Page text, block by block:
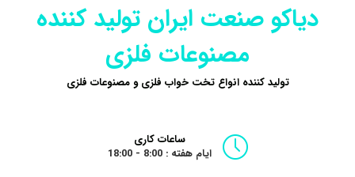
دیاکو صنعت ایران تولید کننده
مصنوعات فلزی
تولید کننده انواع تخت خواب فلزی و مصنوعات فلزی
ساعات کاری
ایام هفته : 8:00 - 18:00